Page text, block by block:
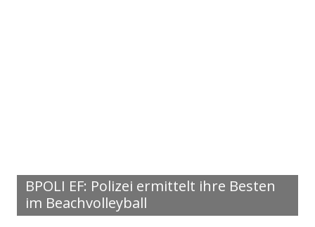
BPOLI EF: Polizei ermittelt ihre Besten
im Beachvolleyball